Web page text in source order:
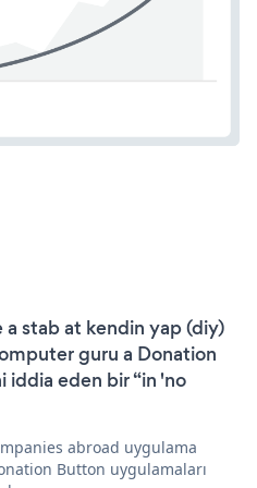
a stab at kendin yap (diy)
guru a Donation
eden bir “in 'no
abroad uygulama
Button uygulamaları